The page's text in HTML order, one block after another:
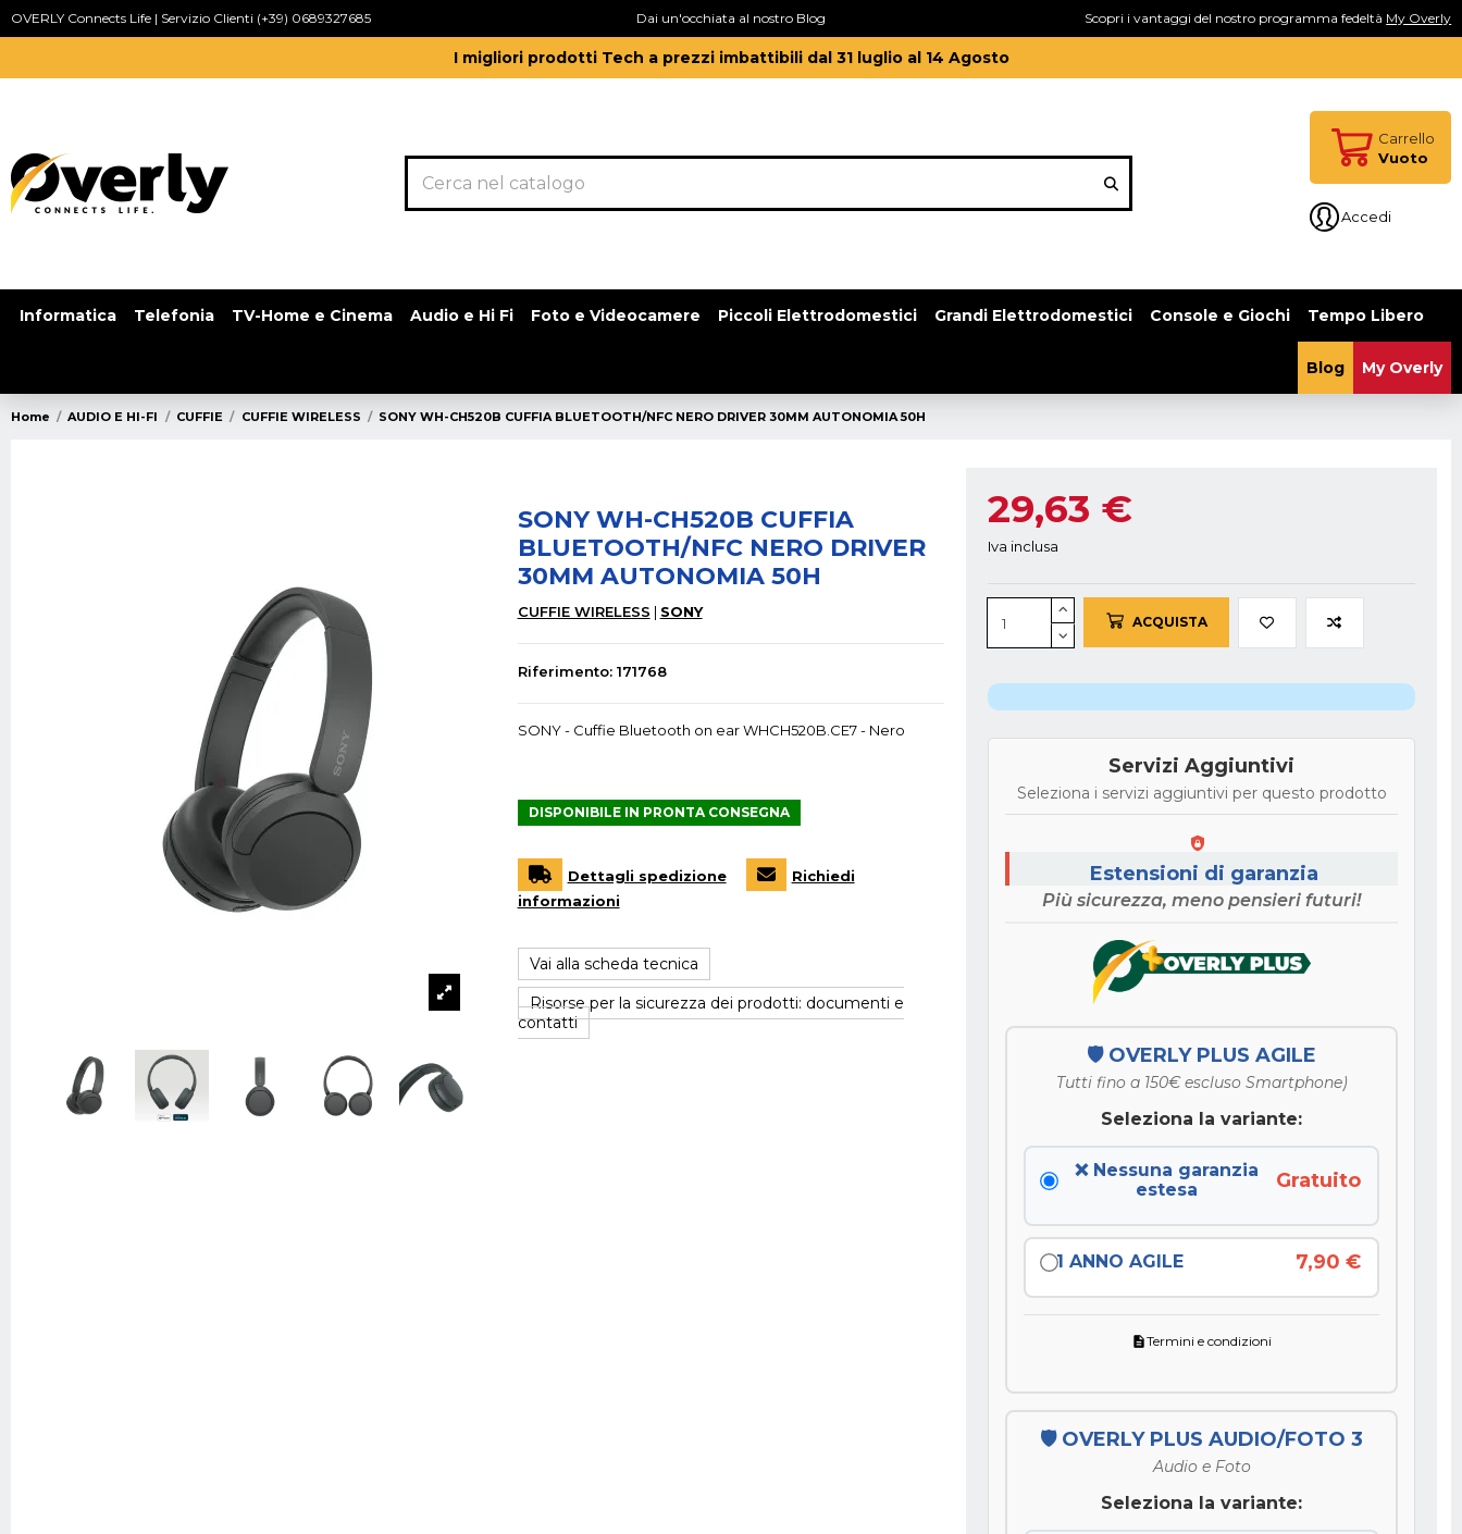
OVERLY Connects Life | Servizio Clienti (+39) 0689327685 Dai un'occhiata al nostro Blog Scopri i vantaggi del nostro programma fedeltà My Overly
I migliori prodotti Tech a prezzi imbattibili dal 31 luglio al 14 Agosto
Carrello
Vuoto
Accedi
Informatica Telefonia TV-Home e Cinema Audio e Hi Fi Foto e Videocamere Piccoli Elettrodomestici Grandi Elettrodomestici Console e Giochi Tempo Libero
My Overly
Blog
Home AUDIO E HI-FI CUFFIE CUFFIE WIRELESS SONY WH-CH520B CUFFIA BLUETOOTH/NFC NERO DRIVER 30MM AUTONOMIA 50H
SONY WH-CH520B CUFFIA
BLUETOOTH/NFC NERO DRIVER
30MM AUTONOMIA 50H
CUFFIE WIRELESS SONY
Riferimento: 171768
SONY - Cuffie Bluetooth on ear WHCH520B.CE7 - Nero
DISPONIBILE IN PRONTA CONSEGNA
Dettagli spedizione
Richiedi
informazioni
Vai alla scheda tecnica
Risorse per la sicurezza dei prodotti: documenti e
contatti
29,63 €
Iva inclusa
ACQUISTA
Servizi Aggiuntivi
Seleziona i servizi aggiuntivi per questo prodotto
Estensioni di garanzia
Più sicurezza, meno pensieri futuri!
🛡️ OVERLY PLUS AGILE
Tutti fino a 150€ escluso Smartphone)
Seleziona la variante:
❌ Nessuna garanzia
estesa
Gratuito
1 ANNO AGILE 7,90 €
descriptionTermini e condizioni
🛡️ OVERLY PLUS AUDIO/FOTO 3
Audio e Foto
Seleziona la variante: